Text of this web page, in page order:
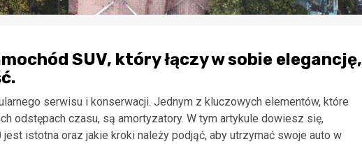
SUV, który łączy w sobie elegancję,
serwisu i konserwacji. Jednym z kluczowych elementów, które
odstępach czasu, są amortyzatory. W tym artykule dowiesz się,
istotna oraz jakie kroki należy podjąć, aby utrzymać swoje auto w